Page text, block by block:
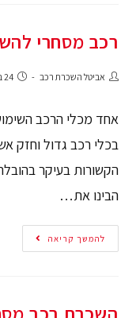
רכב מסחרי
אביטל השכרת רכב 24 באפריל 2019
אחד מכלי הרכב
בכלי רכב גדול וחזק
הקשורות בעיקר
הבינו את…
להמשך קריאה